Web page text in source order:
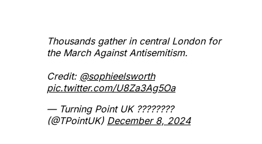
Thousands gather in central London for
the March Against Antisemitism.
Credit: @sophieelsworth
pic.twitter.com/U8Za3Ag5Oa
— Turning Point UK ????????
(@TPointUK) December 8, 2024